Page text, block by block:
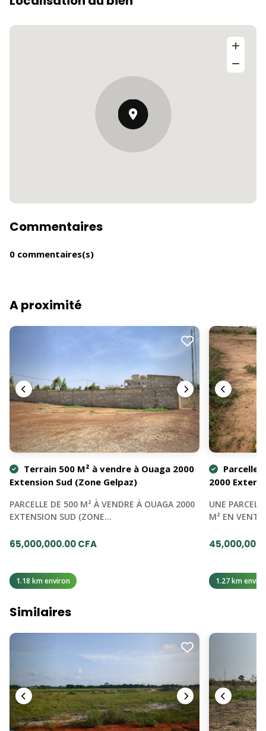
Commentaires
0 commentaires(s)
A proximité
Terrain 500 M² à vendre à Ouaga 2000
Extension Sud (Zone Gelpaz)
PARCELLE DE 500 M² À VENDRE À OUAGA 2000
EXTENSION SUD (ZONE…
65,000,000.00 CFA
1.18 km environ
Parcelle
2000
UNE
M² EN
1.27 km
Similaires